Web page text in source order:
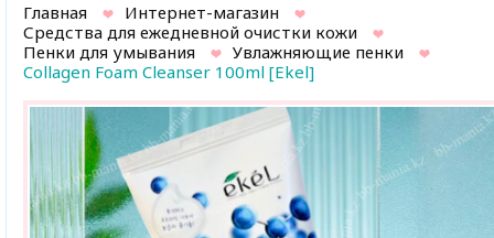
Главная
Интернет-магазин
Средства для ежедневной очистки кожи
Пенки для умывания
Увлажняющие пенки
Collagen Foam Cleanser 100ml [Ekel]